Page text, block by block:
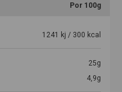
Por 100g
1241 kj / 300 kcal
25g
4,9g